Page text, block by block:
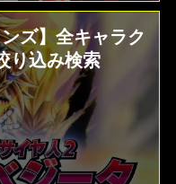
り込み検索